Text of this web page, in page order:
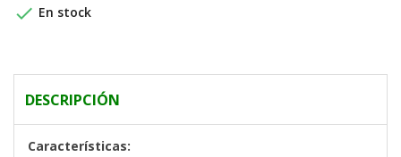
 En stock
DESCRIPCIÓN
Características: